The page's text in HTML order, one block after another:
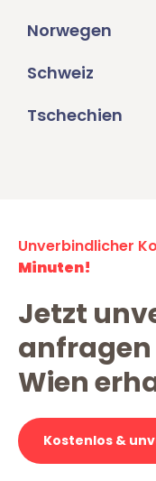
Norwegen
Schweiz
Tschechien
Unverbindlicher
Minuten!
Jetzt
anfragen
Wien
Kostenlos &